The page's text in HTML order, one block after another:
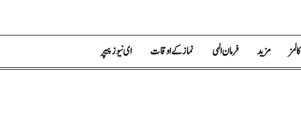
کالمز مزید فرمان الہی نماز کے اوقات ای نيوز پیپر